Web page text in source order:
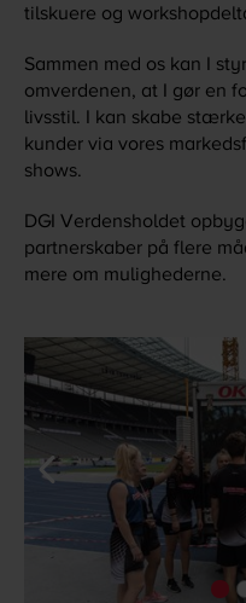
tilskuere og
Sammen med os kan I
omverdenen, at I gør en
livsstil. I kan skabe
kunder via vores
shows.
DGI Verdensholdet
partnerskaber på flere
mere om mulighederne.